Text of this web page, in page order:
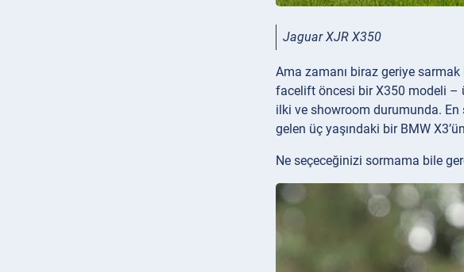
Jaguar XJR X350
Ama zamanı biraz geriye
facelift öncesi bir X350 modeli –
ilki ve showroom durumunda. En
gelen üç yaşındaki bir BMW
Ne seçeceğinizi sormama bile